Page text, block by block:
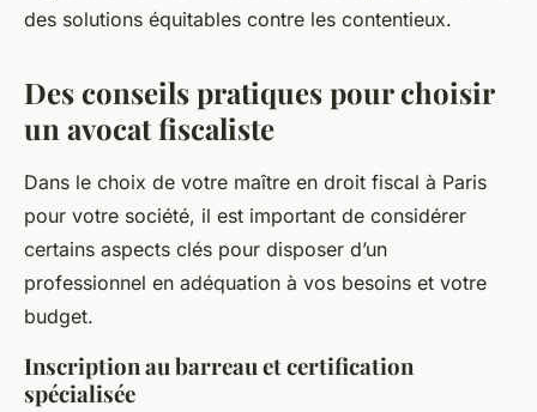
des solutions équitables contre les contentieux.
Des conseils pratiques pour choisir
un avocat fiscaliste
Dans le choix de votre maître en droit fiscal à Paris
pour votre société, il est important de considérer
certains aspects clés pour disposer d’un
professionnel en adéquation à vos besoins et votre
budget.
Inscription au barreau et certification
spécialisée